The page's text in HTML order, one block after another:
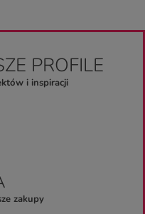
PROFILE
i inspiracji
zakupy